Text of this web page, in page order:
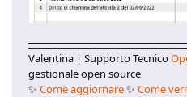
Valentina | Supporto Tecnico
gestionale open source
✨ Come aggiornare✨ Come